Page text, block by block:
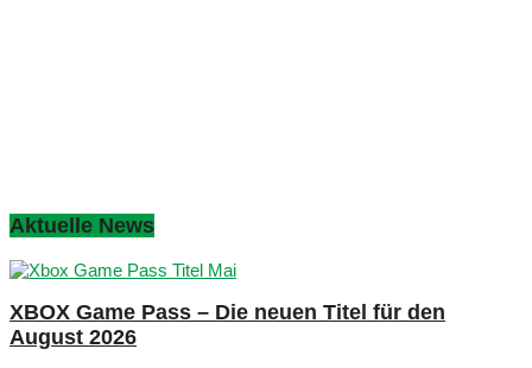
Aktuelle News
XBOX Game Pass – Die neuen Titel für den
August 2026